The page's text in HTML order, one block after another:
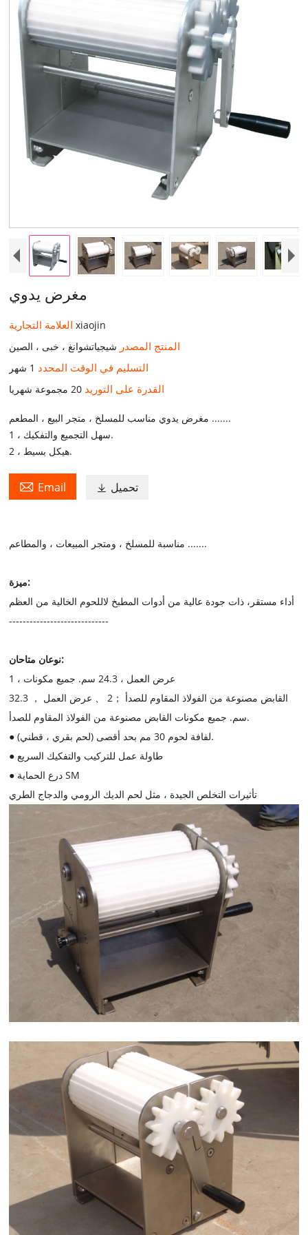
مغرض يدوي
العلامة التجاريةxiaojin
المنتج المصدر شيجياتشوانغ ، خبى ، الصين
التسليم في الوقت المحدد 1 شهر
القدرة على التوريد 20 مجموعة شهريا
مغرض يدوي مناسب للمسلخ ، متجر البيع ، المطعم .......
1 ، سهل التجميع والتفكيك.
2 ، هيكل بسيط.
 Email  تحميل
مناسبة للمسلخ ، ومتجر المبيعات ، والمطاعم .......
ميزة:
أداء مستقر، ذات جودة عالية من أدوات المطبخ لاللحوم الخالية من العظم
-----------------------------
نوعان متاحان:
1 ، عرض العمل ، 24.3 سم. جميع مكونات
القابض مصنوعة من الفولاذ المقاوم للصدأ ；2 、 عرض العمل ， 32.3
سم. جميع مكونات القابض مصنوعة من الفولاذ المقاوم للصدأ.
● لفافة لحوم 30 مم بحد أقصى (لحم بقري ، قطني).
● درع الحماية SM
تأثيرات التخلص الجيدة ، مثل لحم الديك الرومي والدجاج الطري